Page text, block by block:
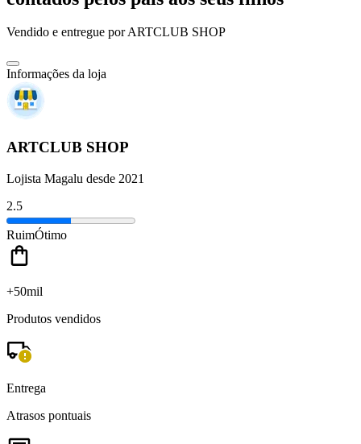
Vendido e entregue porARTCLUB SHOP
Informações da loja
ARTCLUB SHOP
Lojista Magalu desde 2021
2.5
RuimÓtimo
+50mil
Produtos vendidos
Entrega
Atrasos pontuais